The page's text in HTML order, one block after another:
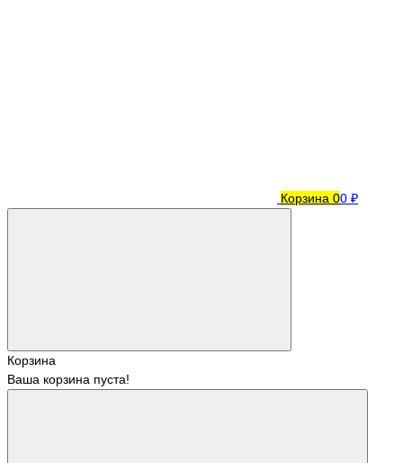
Корзина 00 ₽
Корзина
Ваша корзина пуста!